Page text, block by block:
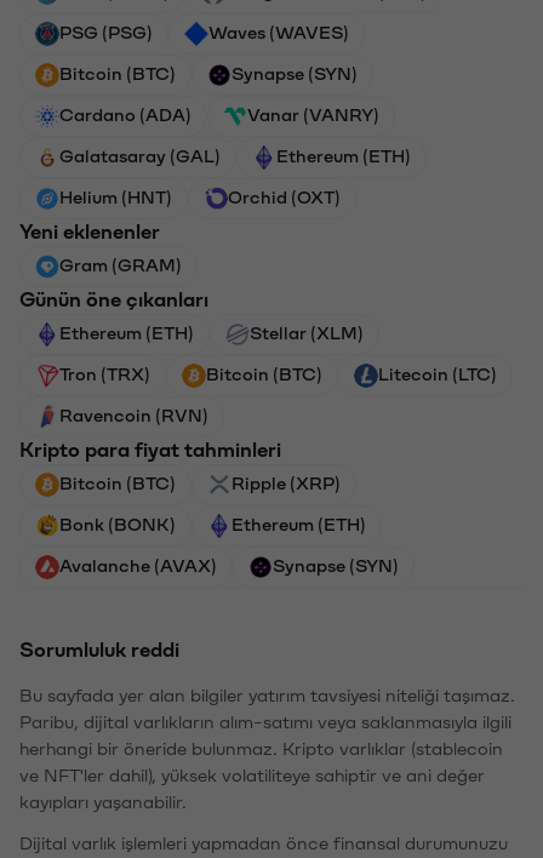
PSG (PSG) Waves (WAVES)
Bitcoin (BTC) Synapse (SYN)
Cardano (ADA) Vanar (VANRY)
Galatasaray (GAL) Ethereum (ETH)
Helium (HNT) Orchid (OXT)
Yeni eklenenler
Gram (GRAM)
Günün öne çıkanları
Ethereum (ETH) Stellar (XLM)
Tron (TRX) Bitcoin (BTC) Litecoin (LTC)
Ravencoin (RVN)
Kripto para fiyat tahminleri
Bitcoin (BTC) Ripple (XRP)
Bonk (BONK) Ethereum (ETH)
Avalanche (AVAX) Synapse (SYN)
Sorumluluk reddi
Bu sayfada yer alan bilgiler yatırım tavsiyesi niteliği taşımaz.
Paribu, dijital varlıkların alım-satımı veya saklanmasıyla ilgili
herhangi bir öneride bulunmaz. Kripto varlıklar (stablecoin
ve NFT'ler dahil), yüksek volatiliteye sahiptir ve ani değer
kayıpları yaşanabilir.
Dijital varlık işlemleri yapmadan önce finansal durumunuzu